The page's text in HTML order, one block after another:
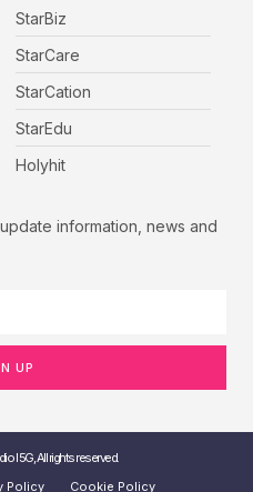
StarBiz
StarCare
StarCation
StarEdu
Holyhit
information, news and
UP
I 5G, All rights reserved.
Policy Cookie Policy